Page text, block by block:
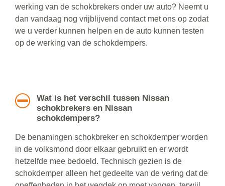
werking van de schokbrekers onder uw auto? Neemt u
dan vandaag nog vrijblijvend contact met ons op zodat
we u verder kunnen helpen en de auto kunnen testen
op de werking van de schokdempers.
Wat is het verschil tussen Nissan
schokbrekers en Nissan
schokdempers?
De benamingen schokbreker en schokdemper worden
in de volksmond door elkaar gebruikt en er wordt
hetzelfde mee bedoeld. Technisch gezien is de
schokdemper alleen het gedeelte van de vering dat de